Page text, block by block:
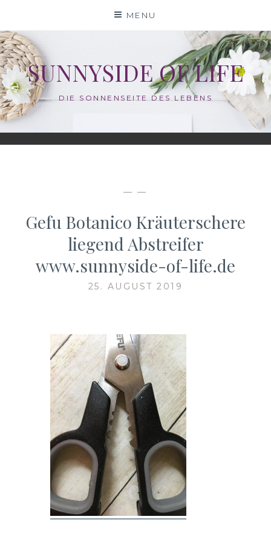
content
MENU
SUNNYSIDE OF LIFE
DIE SONNENSEITE DES LEBENS
— —
Gefu Botanico Kräuterschere
liegend Abstreifer
www.sunnyside-of-life.de
25. AUGUST 2019